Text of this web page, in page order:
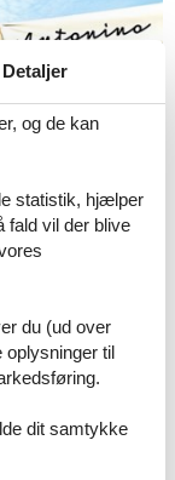
Italien – kun 30
40 minutter fra
Detaljer
og de kan
statistik, hjælper
fald vil der blive
du (ud over
til
dit samtykke